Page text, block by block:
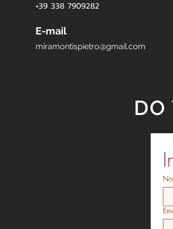
+39 338 7909282
E-mail
miramontispietro@gmail.com
DO